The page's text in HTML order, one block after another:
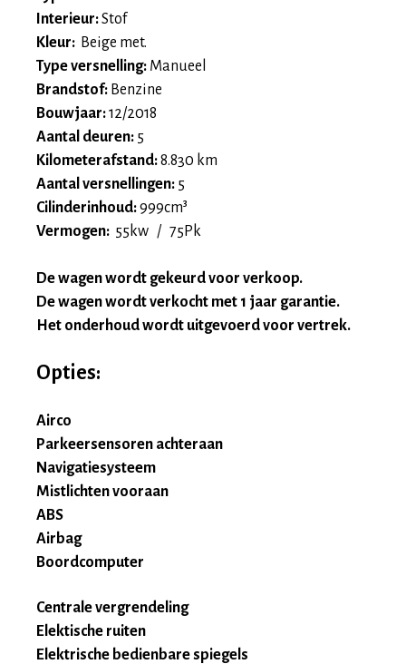
Interieur:Stof
Kleur: Beige met.
Type versnelling: Manueel
Brandstof: Benzine
Bouwjaar:12/2018
Aantal deuren: 5
Kilometerafstand:8.830 km
Aantal versnellingen: 5
Cilinderinhoud:999cm³
Vermogen: 55kw / 75Pk
De wagen wordt gekeurd voor verkoop.
De wagen wordt verkocht met 1 jaar garantie.
Het onderhoud wordt uitgevoerd voor vertrek.
Opties:
Airco
Parkeersensoren achteraan
Navigatiesysteem
Mistlichten vooraan
ABS
Airbag
Boordcomputer
Centrale vergrendeling
Elektische ruiten
Elektrische bedienbare spiegels